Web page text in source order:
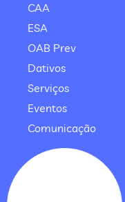
CAA
ESA
OAB Prev
Dativos
Serviços
Eventos
Comunicação